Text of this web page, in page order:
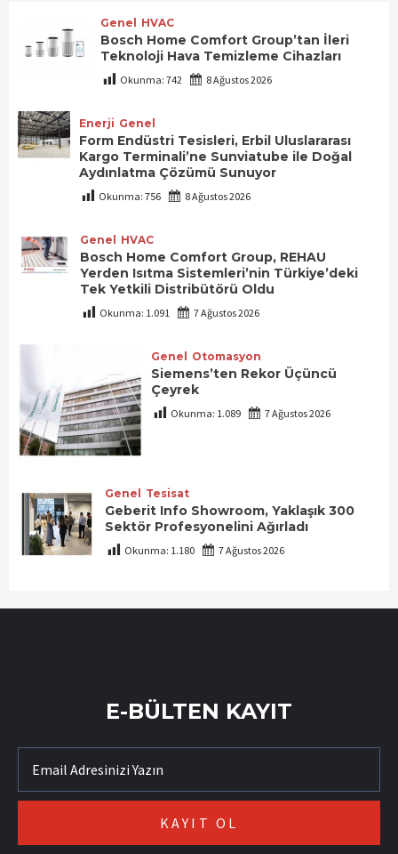
Genel HVAC
Bosch Home Comfort Group’tan İleri
Teknoloji Hava Temizleme Cihazları
Okunma: 742 8 Ağustos 2026
Enerji Genel
Form Endüstri Tesisleri, Erbil Uluslararası
Kargo Terminali’ne Sunviatube ile Doğal
Aydınlatma Çözümü Sunuyor
Okunma: 756 8 Ağustos 2026
Genel HVAC
Bosch Home Comfort Group, REHAU
Yerden Isıtma Sistemleri’nin Türkiye’deki
Tek Yetkili Distribütörü Oldu
Okunma: 1.091 7 Ağustos 2026
Genel Otomasyon
Siemens’ten Rekor Üçüncü
Çeyrek
Okunma: 1.089 7 Ağustos 2026
Genel Tesisat
Geberit Info Showroom, Yaklaşık 300
Sektör Profesyonelini Ağırladı
Okunma: 1.180 7 Ağustos 2026
E-BÜLTEN KAYIT